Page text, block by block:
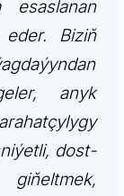
esaslanan
eder. Biziň
anyk
dost-